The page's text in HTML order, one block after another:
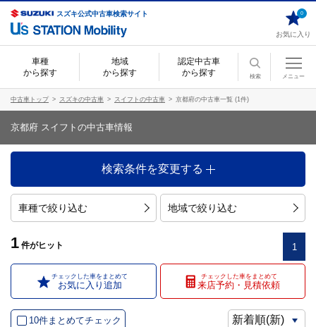
スズキ公式中古車検索サイト
お気に入り
0
車種
から探す
地域
から探す
認定中古車
から探す
検索 メニュー
中古車トップ スズキの中古車 スイフトの中古車 京都府の中古車一覧 (1件)
京都府 スイフトの中古車情報
検索条件を変更する
車種で絞り込む 地域で絞り込む
1 件がヒット 1
チェックした車をまとめて
お気に入り追加
チェックした車をまとめて
来店予約・見積依頼
10件まとめてチェック